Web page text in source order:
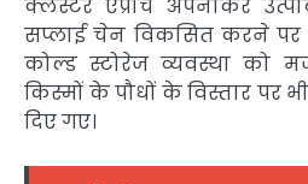
क्लस्टर एप्रोच अपनाकर
सप्लाई चेन विकसित करने पर
कोल्ड स्टोरेज व्यवस्था को
किस्मों के पौधों के विस्तार पर
दिए गए।